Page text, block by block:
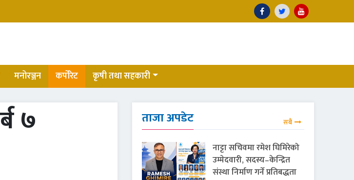
मनोरञ्जन कर्पोरेट कृषी तथा सहकारी
७ ताजा अपडेट सबै
नाट्टा सचिवमा रमेश घिमिरेको
उम्मेदवारी, सदस्य–केन्द्रित
संस्था निर्माण गर्ने प्रतिबद्धता